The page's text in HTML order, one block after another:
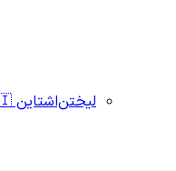
لیختن‌اشتاین 🇱🇮